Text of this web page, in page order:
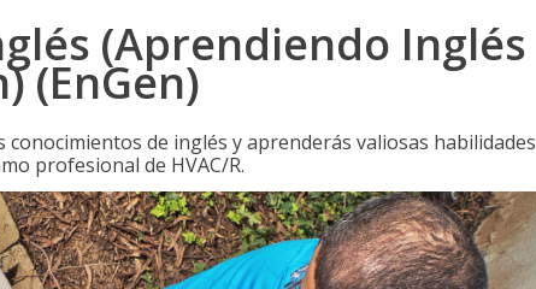
(Aprendiendo Inglés
(EnGen)
de inglés y aprenderás valiosas habilidades
profesional de HVAC/R.